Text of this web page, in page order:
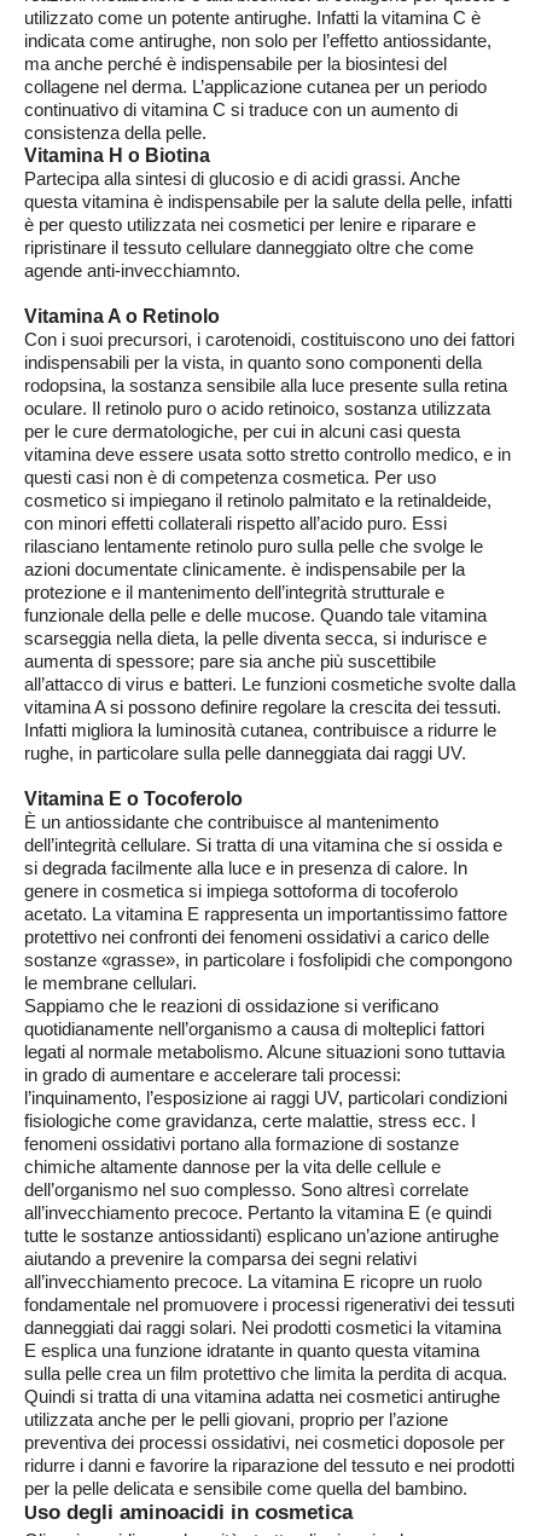
utilizzato come un potente antirughe. Infatti la vitamina C è
indicata come antirughe, non solo per l’effetto antiossidante,
ma anche perché è indispensabile per la biosintesi del
collagene nel derma. L’applicazione cutanea per un periodo
continuativo di vitamina C si traduce con un aumento di
consistenza della pelle.
Vitamina H o Biotina
Partecipa alla sintesi di glucosio e di acidi grassi. Anche
questa vitamina è indispensabile per la salute della pelle, infatti
è per questo utilizzata nei cosmetici per lenire e riparare e
ripristinare il tessuto cellulare danneggiato oltre che come
agende anti-invecchiamnto.
Vitamina A o Retinolo
Con i suoi precursori, i carotenoidi, costituiscono uno dei fattori
indispensabili per la vista, in quanto sono componenti della
rodopsina, la sostanza sensibile alla luce presente sulla retina
oculare. Il retinolo puro o acido retinoico, sostanza utilizzata
per le cure dermatologiche, per cui in alcuni casi questa
vitamina deve essere usata sotto stretto controllo medico, e in
questi casi non è di competenza cosmetica. Per uso
cosmetico si impiegano il retinolo palmitato e la retinaldeide,
con minori effetti collaterali rispetto all’acido puro. Essi
rilasciano lentamente retinolo puro sulla pelle che svolge le
azioni documentate clinicamente. è indispensabile per la
protezione e il mantenimento dell’integrità strutturale e
funzionale della pelle e delle mucose. Quando tale vitamina
scarseggia nella dieta, la pelle diventa secca, si indurisce e
aumenta di spessore; pare sia anche più suscettibile
all’attacco di virus e batteri. Le funzioni cosmetiche svolte dalla
vitamina A si possono definire regolare la crescita dei tessuti.
Infatti migliora la luminosità cutanea, contribuisce a ridurre le
rughe, in particolare sulla pelle danneggiata dai raggi UV.
Vitamina E o Tocoferolo
È un antiossidante che contribuisce al mantenimento
dell’integrità cellulare. Si tratta di una vitamina che si ossida e
si degrada facilmente alla luce e in presenza di calore. In
genere in cosmetica si impiega sottoforma di tocoferolo
acetato. La vitamina E rappresenta un importantissimo fattore
protettivo nei confronti dei fenomeni ossidativi a carico delle
sostanze «grasse», in particolare i fosfolipidi che compongono
le membrane cellulari.
Sappiamo che le reazioni di ossidazione si verificano
quotidianamente nell’organismo a causa di molteplici fattori
legati al normale metabolismo. Alcune situazioni sono tuttavia
in grado di aumentare e accelerare tali processi:
l’inquinamento, l’esposizione ai raggi UV, particolari condizioni
fisiologiche come gravidanza, certe malattie, stress ecc. I
fenomeni ossidativi portano alla formazione di sostanze
chimiche altamente dannose per la vita delle cellule e
dell’organismo nel suo complesso. Sono altresì correlate
all’invecchiamento precoce. Pertanto la vitamina E (e quindi
tutte le sostanze antiossidanti) esplicano un’azione antirughe
aiutando a prevenire la comparsa dei segni relativi
all’invecchiamento precoce. La vitamina E ricopre un ruolo
fondamentale nel promuovere i processi rigenerativi dei tessuti
danneggiati dai raggi solari. Nei prodotti cosmetici la vitamina
E esplica una funzione idratante in quanto questa vitamina
sulla pelle crea un film protettivo che limita la perdita di acqua.
Quindi si tratta di una vitamina adatta nei cosmetici antirughe
utilizzata anche per le pelli giovani, proprio per l’azione
preventiva dei processi ossidativi, nei cosmetici doposole per
ridurre i danni e favorire la riparazione del tessuto e nei prodotti
per la pelle delicata e sensibile come quella del bambino.
Uso degli aminoacidi in cosmetica